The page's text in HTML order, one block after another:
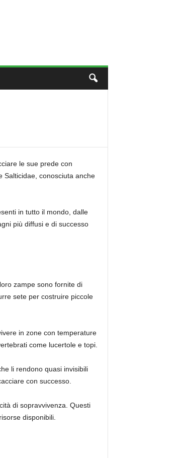
le sue prede con
Salticidae, conosciuta anche
in tutto il mondo, dalle
più diffusi e di successo
zampe sono fornite di
sete per costruire piccole
in zone con temperature
come lucertole e topi.
li rendono quasi invisibili
con successo.
di sopravvivenza. Questi
disponibili.